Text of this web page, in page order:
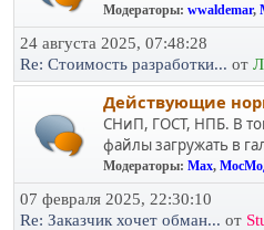
Модераторы: wwaldemar,
24 августа 2025, 07:48:28
Re: Стоимость разработки... от
Действующие
СНиП, ГОСТ, НПБ. В
файлы загружать в
Модераторы: Max,
07 февраля 2025, 22:30:10
Re: Заказчик хочет обман... от